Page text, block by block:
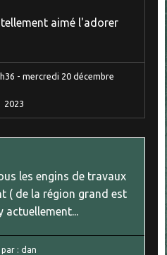
aimé l'adorer
- mercredi 20 décembre
2023
les engins de travaux
( de la région grand est
actuellement...
par :dan